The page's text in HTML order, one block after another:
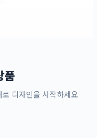
품
디자인을 시작하세요